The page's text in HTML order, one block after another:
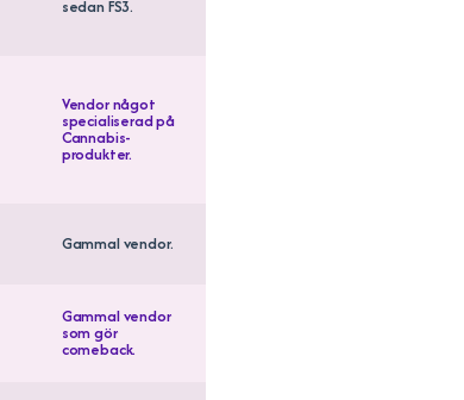
sedan FS3.
Vendor något
specialiserad på
Cannabis-
produkter.
Gammal vendor.
Gammal vendor
som gör
comeback.